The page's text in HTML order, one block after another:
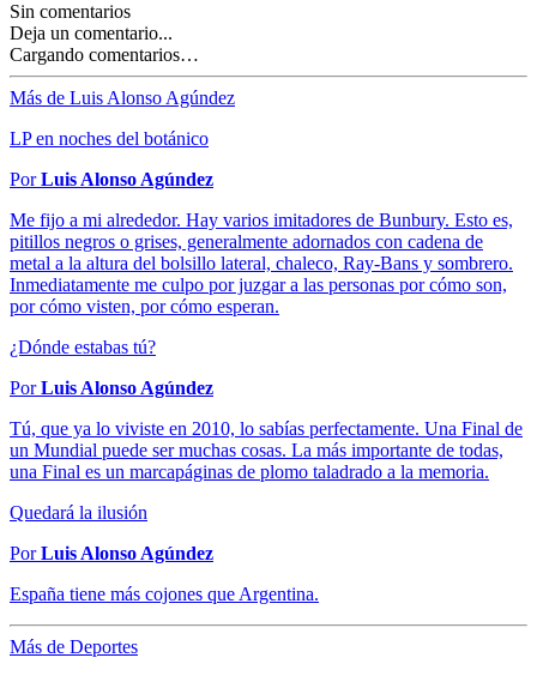
Sin comentarios
Deja un comentario...
Cargando comentarios…
Más de Luis Alonso Agúndez
LP en noches del botánico
PorLuis Alonso Agúndez
Me fijo a mi alrededor. Hay varios imitadores de Bunbury. Esto es,
pitillos negros o grises, generalmente adornados con cadena de
metal a la altura del bolsillo lateral, chaleco, Ray-Bans y sombrero.
Inmediatamente me culpo por juzgar a las personas por cómo son,
por cómo visten, por cómo esperan.
¿Dónde estabas tú?
PorLuis Alonso Agúndez
Tú, que ya lo viviste en 2010, lo sabías perfectamente. Una Final de
un Mundial puede ser muchas cosas. La más importante de todas,
una Final es un marcapáginas de plomo taladrado a la memoria.
Quedará la ilusión
PorLuis Alonso Agúndez
España tiene más cojones que Argentina.
Más de Deportes